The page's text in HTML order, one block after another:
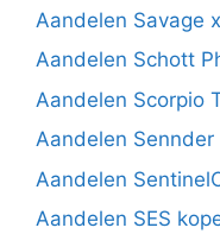
Aandelen Savage
Aandelen Schott
Aandelen Scorpio
Aandelen
Aandelen
Aandelen SES